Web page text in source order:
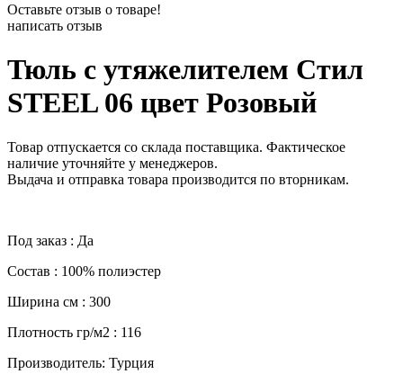
Оставьте отзыв о товаре!
написать отзыв
Тюль с утяжелителем Стил
STEEL 06 цвет Розовый
Товар отпускается со склада поставщика. Фактическое
наличие уточняйте у менеджеров.
Выдача и отправка товара производится по вторникам.
Под заказ : Да
Состав : 100% полиэстер
Ширина см : 300
Плотность гр/м2 : 116
Производитель: Турция